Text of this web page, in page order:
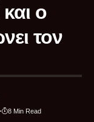
ο
τον
8 Min Read